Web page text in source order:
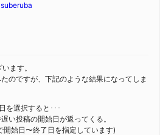
suberuba
ます。
のですが、下記のような結果になってしま
を選択すると･･･
い投稿の開始日が返ってくる。
始日〜終了日を指定しています)